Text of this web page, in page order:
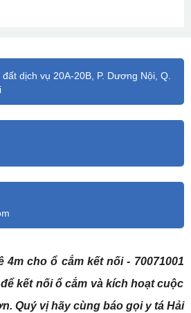
dịch vụ 20A-20B, P. Dương Nội, Q.
4m cho ổ cắm kết nối - 70071001
kết nối ổ cắm và kích hoạt cuộc
Quý vị hãy cùng báo gọi y tá Hải